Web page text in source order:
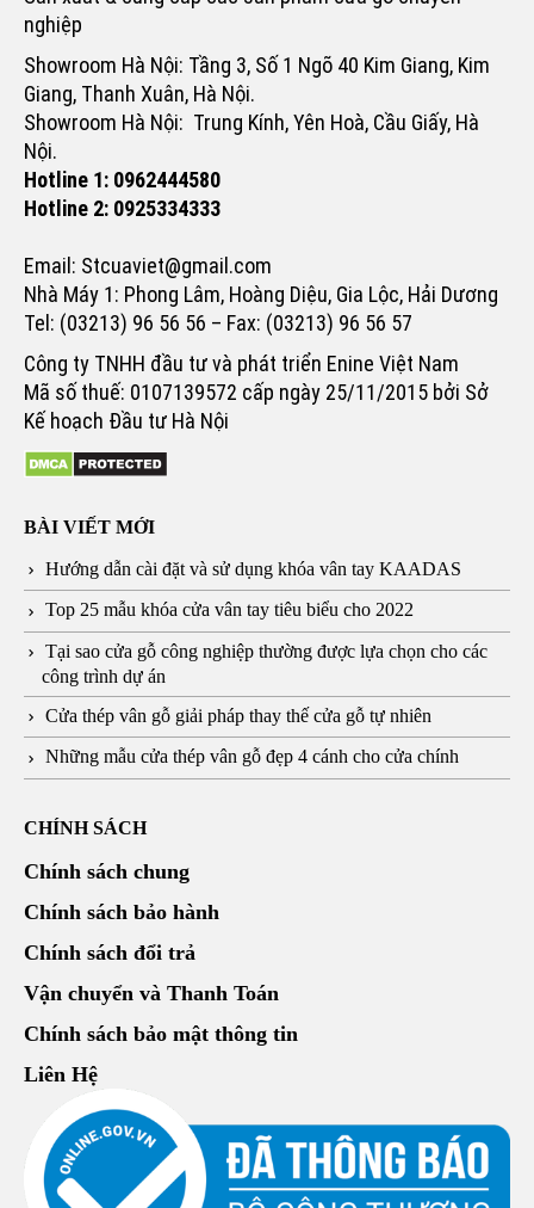
nghiệp
Showroom Hà Nội: Tầng 3, Số 1 Ngõ 40 Kim Giang, Kim
Giang, Thanh Xuân, Hà Nội.
Showroom Hà Nội: Trung Kính, Yên Hoà, Cầu Giấy, Hà
Nội.
Hotline 1: 0962444580
Hotline 2: 0925334333
Email: Stcuaviet@gmail.com
Nhà Máy 1: Phong Lâm, Hoàng Diệu, Gia Lộc, Hải Dương
Tel: (03213) 96 56 56 – Fax: (03213) 96 56 57
Công ty TNHH đầu tư và phát triển Enine Việt Nam
Mã số thuế: 0107139572 cấp ngày 25/11/2015 bởi Sở
Kế hoạch Đầu tư Hà Nội
BÀI VIẾT MỚI
Hướng dẫn cài đặt và sử dụng khóa vân tay KAADAS
Top 25 mẫu khóa cửa vân tay tiêu biểu cho 2022
Tại sao cửa gỗ công nghiệp thường được lựa chọn cho các
công trình dự án
Cửa thép vân gỗ giải pháp thay thế cửa gỗ tự nhiên
Những mẫu cửa thép vân gỗ đẹp 4 cánh cho cửa chính
CHÍNH SÁCH
Chính sách chung
Chính sách bảo hành
Chính sách đổi trả
Vận chuyển và Thanh Toán
Chính sách bảo mật thông tin
Liên Hệ